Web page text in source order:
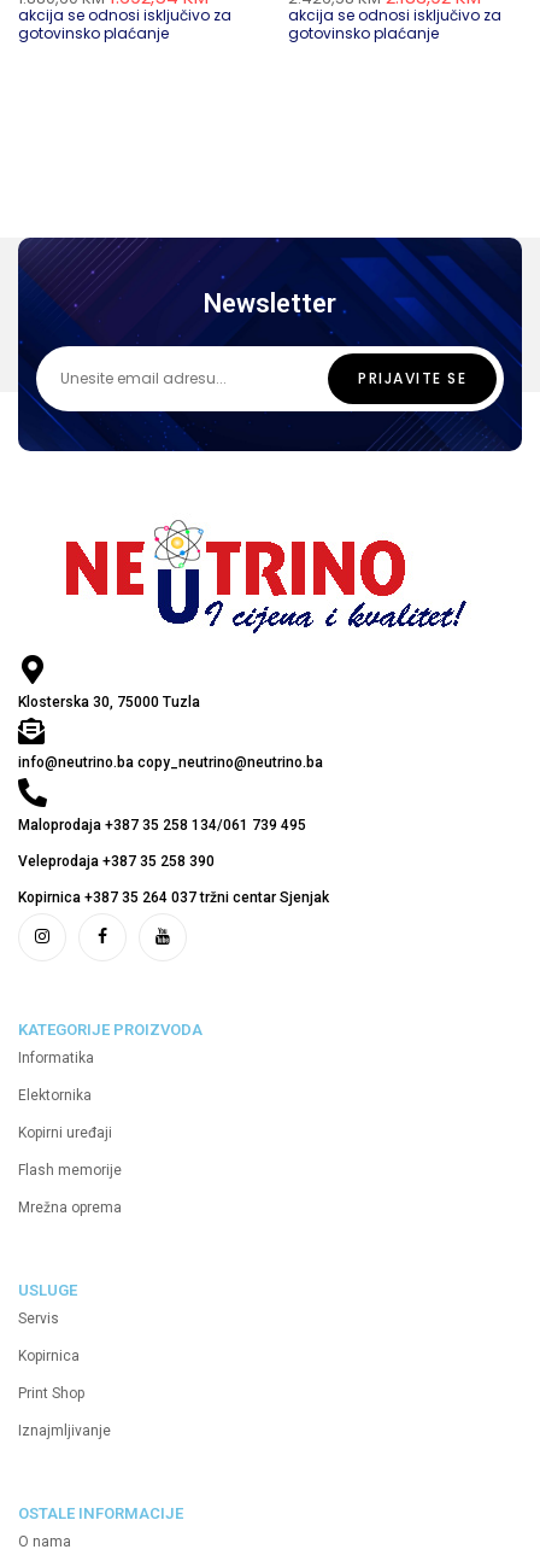
akcija se odnosi isključivo za
gotovinsko plaćanje
akcija se odnosi isključivo za
gotovinsko plaćanje
Newsletter
Klosterska 30, 75000 Tuzla
info@neutrino.ba copy_neutrino@neutrino.ba
Maloprodaja +387 35 258 134/061 739 495
Veleprodaja +387 35 258 390
Kopirnica +387 35 264 037 tržni centar Sjenjak
KATEGORIJE PROIZVODA
Informatika
Elektornika
Kopirni uređaji
Flash memorije
Mrežna oprema
USLUGE
Servis
Kopirnica
Print Shop
Iznajmljivanje
OSTALE INFORMACIJE
O nama